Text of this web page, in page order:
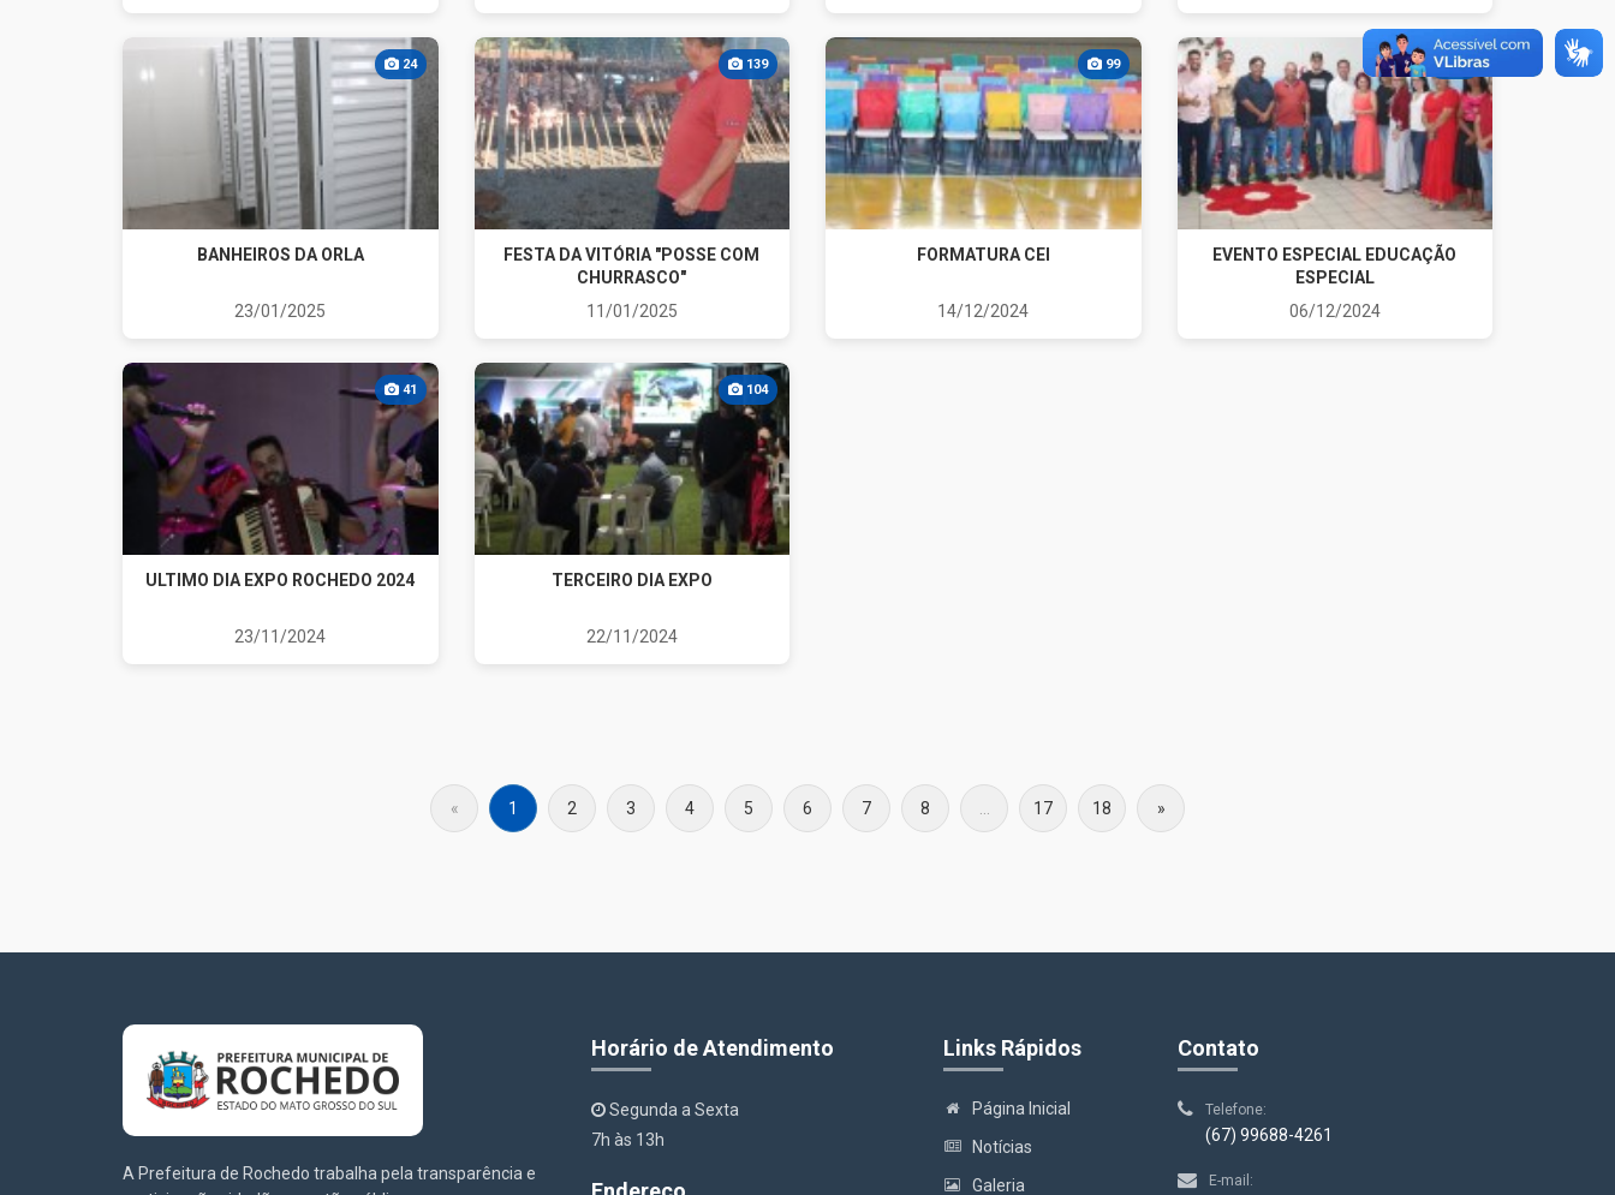
24
BANHEIROS DA ORLA
23/01/2025
139
FESTA DA VITÓRIA "POSSE COM
CHURRASCO"
11/01/2025
99
FORMATURA CEI
14/12/2024
40
EVENTO ESPECIAL EDUCAÇÃO
ESPECIAL
06/12/2024
41
ULTIMO DIA EXPO ROCHEDO 2024
23/11/2024
104
TERCEIRO DIA EXPO
22/11/2024
« 1 2 3 4 5 6 7 8 17 18 »
A Prefeitura de Rochedo trabalha pela transparência e
Horário de Atendimento
Segunda a Sexta
7h às 13h
Links Rápidos
Página Inicial
Notícias
Galeria
Contato
Telefone:
(67) 99688-4261
E-mail: